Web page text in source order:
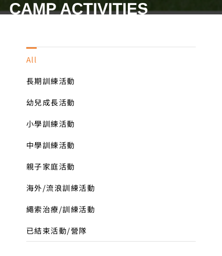
All
長期訓練活動
幼兒成長活動
小學訓練活動
中學訓練活動
親子家庭活動
海外/流浪訓練活動
繩索治療/訓練活動
已結束活動/營隊